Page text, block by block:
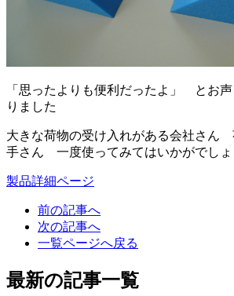
「思ったよりも便利だったよ」 とお
りました
大きな荷物の受け入れがある会社さん
手さん 一度使ってみてはいかがでし
製品詳細ページ
前の記事へ
次の記事へ
一覧ページへ戻る
最新の記事一覧